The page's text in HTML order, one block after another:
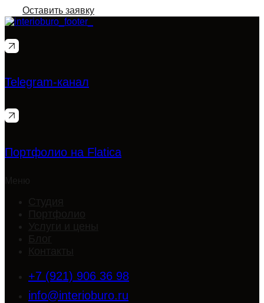
Оставить заявку
Telegram-канал
Портфолио на Flatica
Меню
Студия
Портфолио
Услуги и цены
+7 (921) 906 36 98
info@interioburo.ru